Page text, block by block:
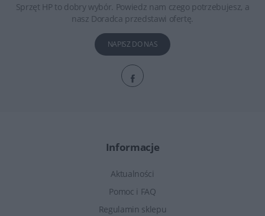
Sprzęt HP to dobry wybór. Powiedz nam czego potrzebujesz, a
nasz Doradca przedstawi ofertę.
NAPISZ DO NAS
Informacje
Aktualności
Pomoc i FAQ
Regulamin sklepu